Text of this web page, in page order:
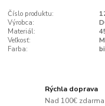
Číslo produktu:
Výrobca:
Materiál:
Veľkosť:
M
Farba:
Rýchla doprava
Nad 100€